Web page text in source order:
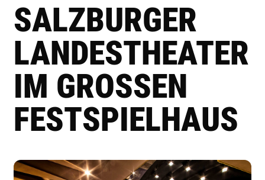
SALZBURGER
LANDESTHEATER
IM GROSSEN F
ESTSPIELHAUS